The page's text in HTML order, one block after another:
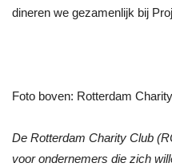
dineren we gezamenlijk bij
Foto boven: Rotterdam
De Rotterdam Charity Club
voor ondernemers die zich